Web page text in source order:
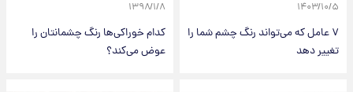
۱۴۰۳/۱۰/۵
۷ عامل که می‌تواند رنگ چشم شما را
تغییر دهد
۱۳۹۸/۱/۸
کدام خوراکی‌ها رنگ چشمانتان را
عوض می‌کند؟